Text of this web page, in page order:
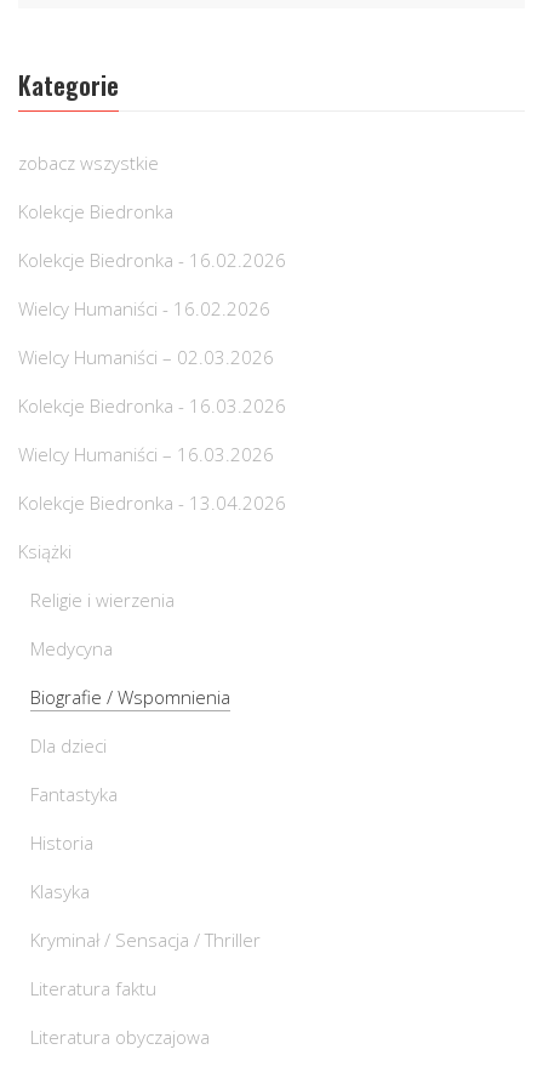
Kategorie
zobacz wszystkie
Kolekcje Biedronka
Kolekcje Biedronka - 16.02.2026
Wielcy Humaniści - 16.02.2026
Wielcy Humaniści – 02.03.2026
Kolekcje Biedronka - 16.03.2026
Wielcy Humaniści – 16.03.2026
Kolekcje Biedronka - 13.04.2026
Książki
Religie i wierzenia
Medycyna
Biografie / Wspomnienia
Dla dzieci
Fantastyka
Historia
Klasyka
Kryminał / Sensacja / Thriller
Literatura faktu
Literatura obyczajowa